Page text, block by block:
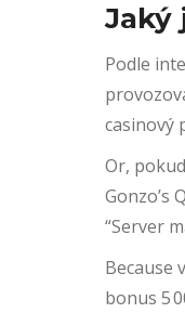
Jaký
Podle
casinový
Or,
Gonzo’s
“Server
Because
bonus 5